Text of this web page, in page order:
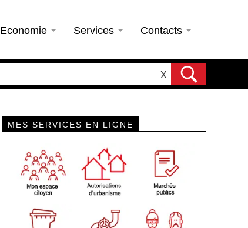
Economie Services Contacts
X
MES SERVICES EN LIGNE